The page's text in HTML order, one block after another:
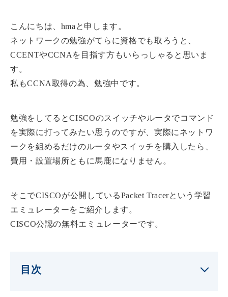
こんにちは、hmaと申します。
ネットワークの勉強がてらに資格でも取ろうと、
CCENTやCCNAを目指す方もいらっしゃると思いま
す。
私もCCNA取得の為、勉強中です。
勉強をしてるとCISCOのスイッチやルータでコマンド
を実際に打ってみたい思うのですが、実際にネットワ
ークを組めるだけのルータやスイッチを購入したら、
費用・設置場所ともに馬鹿になりません。
そこでCISCOが公開しているPacket Tracerという学習
エミュレーターをご紹介します。
CISCO公認の無料エミュレーターです。
目次